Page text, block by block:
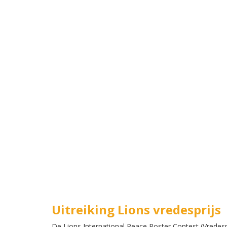
Uitreiking Lions vredesprijs